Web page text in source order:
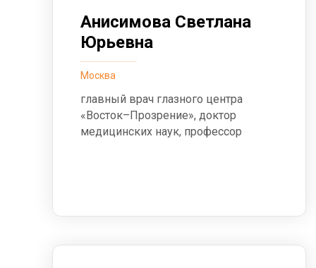
Анисимова Светлана
Юрьевна
Москва
главный врач глазного центра
«Восток–Прозрение», доктор
медицинских наук, профессор